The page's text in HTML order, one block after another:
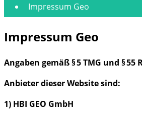
Impressum Geo
Impressum Geo
Angaben gemäß §5 TMG und §55
Anbieter dieser Website sind:
1) HBI GEO GmbH